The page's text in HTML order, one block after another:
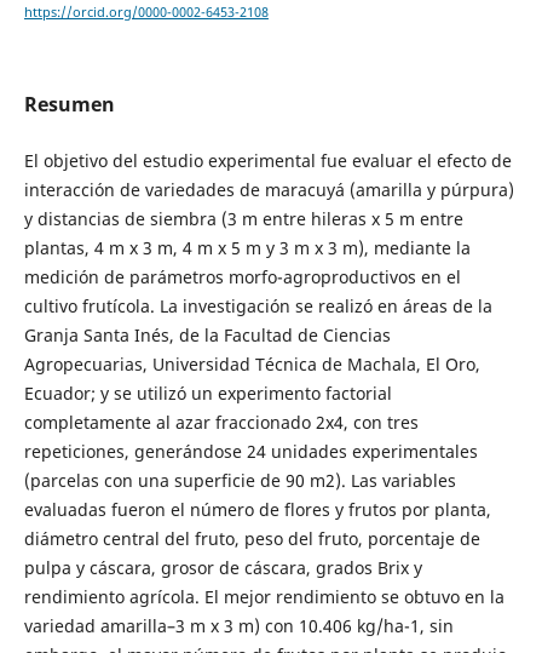
https://orcid.org/0000-0002-6453-2108
Resumen
El objetivo del estudio experimental fue evaluar el efecto de
interacción de variedades de maracuyá (amarilla y púrpura)
y distancias de siembra (3 m entre hileras x 5 m entre
plantas, 4 m x 3 m, 4 m x 5 m y 3 m x 3 m), mediante la
medición de parámetros morfo-agroproductivos en el
cultivo frutícola. La investigación se realizó en áreas de la
Granja Santa Inés, de la Facultad de Ciencias
Agropecuarias, Universidad Técnica de Machala, El Oro,
Ecuador; y se utilizó un experimento factorial
completamente al azar fraccionado 2x4, con tres
repeticiones, generándose 24 unidades experimentales
(parcelas con una superficie de 90 m2). Las variables
evaluadas fueron el número de flores y frutos por planta,
diámetro central del fruto, peso del fruto, porcentaje de
pulpa y cáscara, grosor de cáscara, grados Brix y
rendimiento agrícola. El mejor rendimiento se obtuvo en la
variedad amarilla–3 m x 3 m) con 10.406 kg/ha-1, sin